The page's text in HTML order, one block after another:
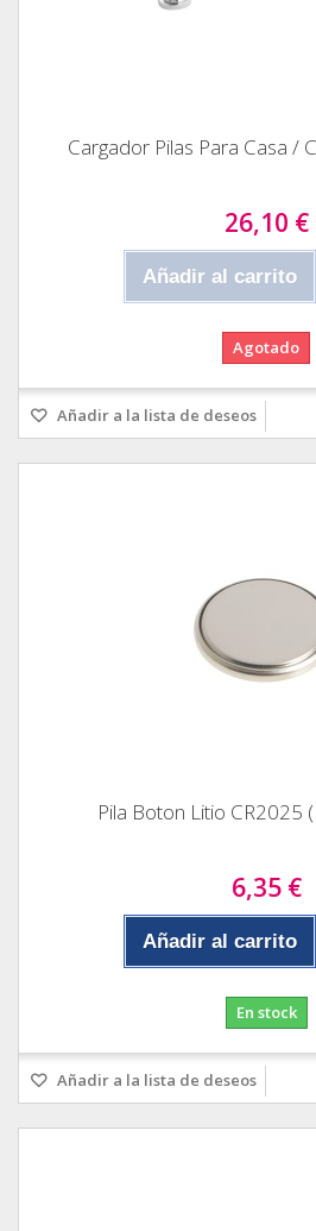
Cargador Pilas Para Casa /
26,10 €
Añadir al carrito
Agotado
Añadir a la lista de deseos
Pila Boton Litio CR2025
6,35 €
Añadir al carrito
En stock
Añadir a la lista de deseos